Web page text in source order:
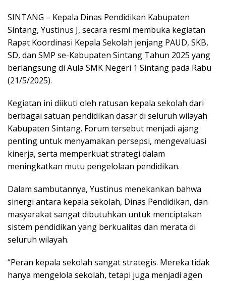
SINTANG – Kepala Dinas Pendidikan Kabupaten
Sintang, Yustinus J, secara resmi membuka kegiatan
Rapat Koordinasi Kepala Sekolah jenjang PAUD, SKB,
SD, dan SMP se-Kabupaten Sintang Tahun 2025 yang
berlangsung di Aula SMK Negeri 1 Sintang pada Rabu
(21/5/2025).
Kegiatan ini diikuti oleh ratusan kepala sekolah dari
berbagai satuan pendidikan dasar di seluruh wilayah
Kabupaten Sintang. Forum tersebut menjadi ajang
penting untuk menyamakan persepsi, mengevaluasi
kinerja, serta memperkuat strategi dalam
meningkatkan mutu pengelolaan pendidikan.
Dalam sambutannya, Yustinus menekankan bahwa
sinergi antara kepala sekolah, Dinas Pendidikan, dan
masyarakat sangat dibutuhkan untuk menciptakan
sistem pendidikan yang berkualitas dan merata di
seluruh wilayah.
“Peran kepala sekolah sangat strategis. Mereka tidak
hanya mengelola sekolah, tetapi juga menjadi agen